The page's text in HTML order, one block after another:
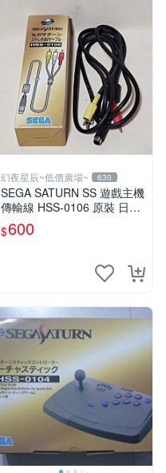
幻夜星辰~低價廣場~ 630
SEGA SATURN SS 遊戲主機
傳輸線 HSS-0106 原裝 日本
製 含盒 美品
$600